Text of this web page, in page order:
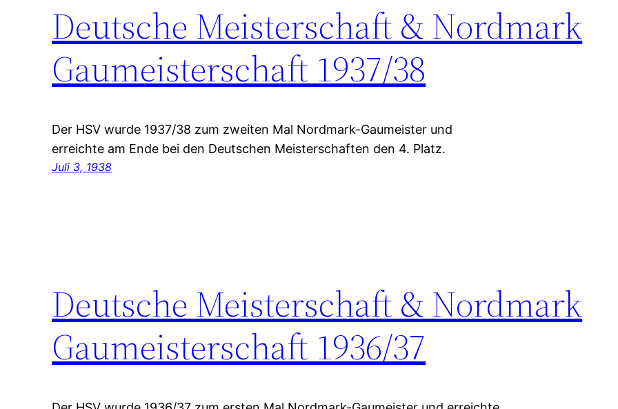
Deutsche Meisterschaft & Nordmark
Gaumeisterschaft 1937/38
Der HSV wurde 1937/38 zum zweiten Mal Nordmark-Gaumeister und
erreichte am Ende bei den Deutschen Meisterschaften den 4. Platz.
Juli 3, 1938
Deutsche Meisterschaft & Nordmark
Gaumeisterschaft 1936/37